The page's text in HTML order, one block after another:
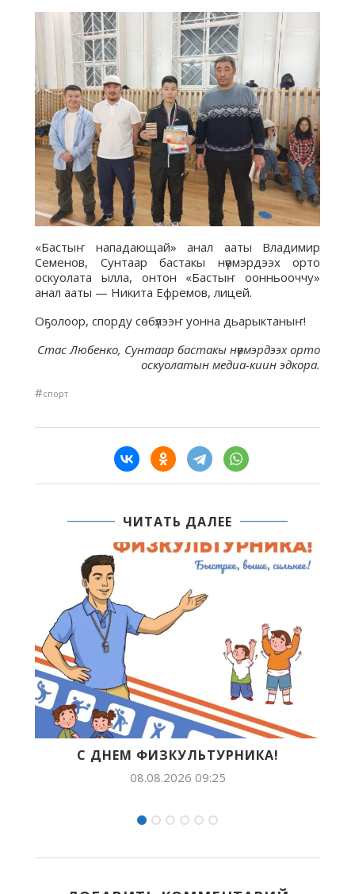
«Бастыҥ нападающай» анал ааты Владимир
Семенов, Сунтаар бастакы нүөмэрдээх орто
оскуолата ылла, онтон «Бастыҥ оонньооччу»
анал ааты — Никита Ефремов, лицей.
Оҕолоор, спорду сөбүлээҥ уонна дьарыктаныҥ!
Стас Любенко, Сунтаар бастакы нүөмэрдээх орто
оскуолатын медиа-киин эдкора.
#спорт
ЧИТАТЬ ДАЛЕЕ
В ЯКУТСКЕ ПРОЙДЕТ ВСЕРОССИЙСКИЙ
ДЕНЬ ФИЗКУЛЬТУРНИКА